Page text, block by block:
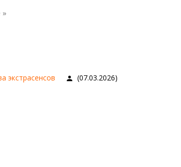
экстрасенсов
(07.03.2026)